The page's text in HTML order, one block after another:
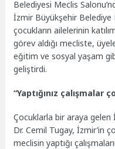
Belediyesi Meclis
İzmir Büyükşehir Belediye
çocukların ailelerinin
görev aldığı mecliste,
eğitim ve sosyal yaşam
geliştirdi.
“Yaptığınız çalışmalar
Çocuklarla bir araya gelen
Dr. Cemil Tugay, İzmir’in
meclisin yaptığı